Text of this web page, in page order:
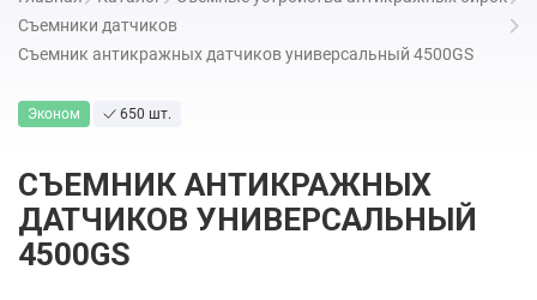
Съемники датчиков
Съемник антикражных датчиков универсальный 4500GS
Эконом 650 шт.
СЪЕМНИК АНТИКРАЖНЫХ
ДАТЧИКОВ УНИВЕРСАЛЬНЫЙ
4500GS